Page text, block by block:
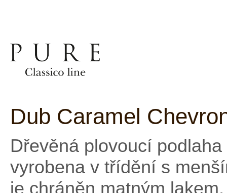
Dub Caramel
Dřevěná plovoucí
vyrobena v třídění s
je chráněn matným